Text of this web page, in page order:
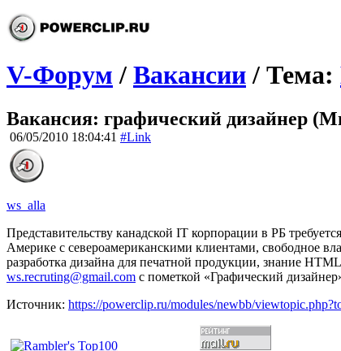
V-Форум / Вакансии / Тема:
Вакансия: графический дизайнер
06/05/2010 18:04:41 #Link
ws_alla
Представительству канадской IT корпорации в РБ
Америке с североамериканскими клиентами, свободное
разработка дизайна для печатной продукции, знание
ws.recruting@gmail.com с пометкой «Графический
Источник: https://powerclip.ru/modules/newbb/